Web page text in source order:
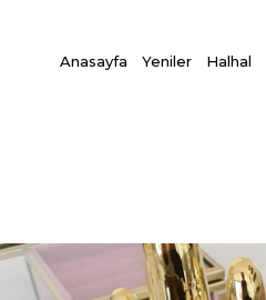
Anasayfa Yeniler Halhal